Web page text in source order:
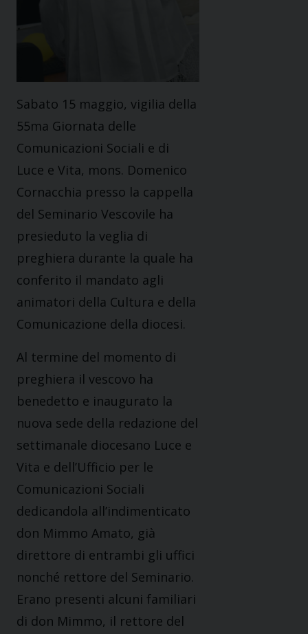
Sabato 15 maggio, vigilia della
55ma Giornata delle
Comunicazioni Sociali e di
Luce e Vita, mons. Domenico
Cornacchia presso la cappella
del Seminario Vescovile ha
presieduto la veglia di
preghiera durante la quale ha
conferito il mandato agli
animatori della Cultura e della
Comunicazione della diocesi.
Al termine del momento di
preghiera il vescovo ha
benedetto e inaugurato la
nuova sede della redazione del
settimanale diocesano Luce e
Vita e dell’Ufficio per le
Comunicazioni Sociali
dedicandola all’indimenticato
don Mimmo Amato, già
direttore di entrambi gli uffici
nonché rettore del Seminario.
Erano presenti alcuni familiari
di don Mimmo, il rettore del